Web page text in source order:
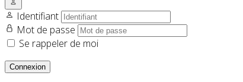
Identifiant
Mot de passe
Se rappeler de moi
Connexion